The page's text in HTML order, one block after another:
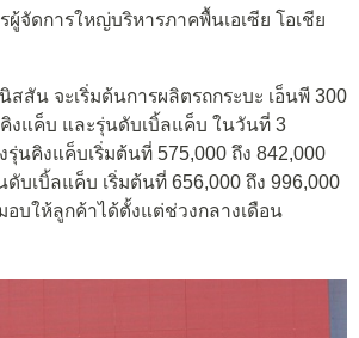
ผู้จัดการใหญ่บริหารภาคพื้นเอเซีย โอเชีย
สสัน จะเริ่มต้นการผลิตรถกระบะ เอ็นพี 300
งแค็บ และรุ่นดับเบิ้ลแค็บ ในวันที่ 3
นคิงแค็บเริ่มต้นที่ 575,000 ถึง 842,000
บเบิ้ลแค็บ เริ่มต้นที่ 656,000 ถึง 996,000
อบให้ลูกค้าได้ตั้งแต่ช่วงกลางเดือน